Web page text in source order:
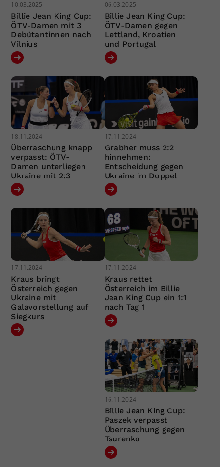
10.03.2025
Billie Jean King Cup:
ÖTV-Damen mit 3
Debütantinnen nach
Vilnius
06.03.2025
Billie Jean King Cup:
ÖTV-Damen gegen
Lettland, Kroatien
und Portugal
18.11.2024
Überraschung knapp
verpasst: ÖTV-
Damen unterliegen
Ukraine mit 2:3
17.11.2024
Grabher muss 2:2
hinnehmen:
Entscheidung gegen
Ukraine im Doppel
17.11.2024
Kraus bringt
Österreich gegen
Ukraine mit
Galavorstellung auf
Siegkurs
17.11.2024
Kraus rettet
Österreich im Billie
Jean King Cup ein 1:1
nach Tag 1
16.11.2024
Billie Jean King Cup:
Paszek verpasst
Überraschung gegen
Tsurenko